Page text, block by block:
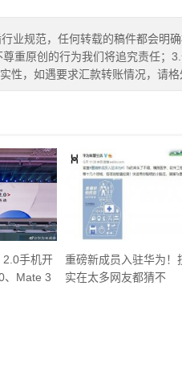
业规范，任何转载的稿件都会明
尊重原创的行为我们将追究责任；
性，如遇要求汇款转账情况，请格
2.0手机开
、Mate 3
重磅新成员入驻华为！
实在太多网友都猜不